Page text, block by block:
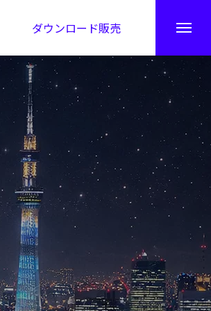
ダウンロード販売
秘伝公開！吉凶カレンダー